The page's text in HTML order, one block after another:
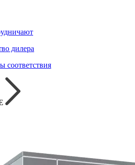
дилера
соответствия